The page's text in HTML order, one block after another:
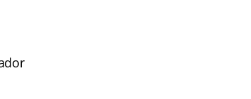
Central (Bacen)
Analista; Procurador
vagas: